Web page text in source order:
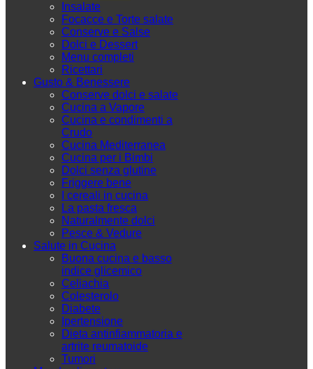
Insalate
Focacce e Torte salate
Conserve e Salse
Dolci e Dessert
Menu completi
Ricettari
Gusto & Benessere
Conserve dolci e salate
Cucina a Vapore
Cucina e condimenti a
Crudo
Cucina Mediterranea
Cucina per i Bimbi
Dolci senza glutine
Friggere bene
I cereali in cucina
La pasta fresca
Naturalmente dolci
Pesce & Vedure
Salute in Cucina
Buona cucina e basso
indice glicemico
Celiachia
Colesterolo
Diabete
Ipertensione
Dieta antinfiammatoria e
artrite reumatoide
Tumori